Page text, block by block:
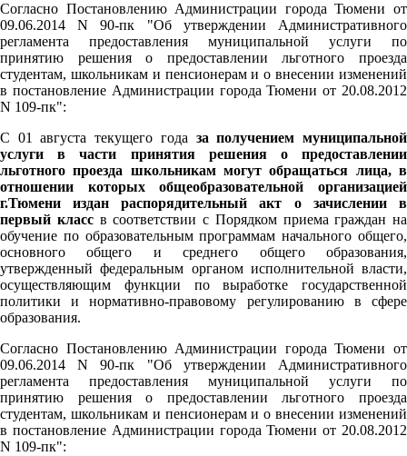
Согласно Постановлению Администрации города Тюмени от
09.06.2014 N 90-пк "Об утверждении Административного
регламента предоставления муниципальной услуги по
принятию решения о предоставлении льготного проезда
студентам, школьникам и пенсионерам и о внесении изменений
в постановление Администрации города Тюмени от 20.08.2012
N 109-пк":
С 01 августа текущего года за получением муниципальной
услуги в части принятия решения о предоставлении
льготного проезда школьникам могут обращаться лица, в
отношении которых общеобразовательной организацией
г.Тюмени издан распорядительный акт о зачислении в
первый классв соответствии с Порядком приема граждан на
обучение по образовательным программам начального общего,
основного общего и среднего общего образования,
утвержденный федеральным органом исполнительной власти,
осуществляющим функции по выработке государственной
политики и нормативно-правовому регулированию в сфере
образования.
Согласно Постановлению Администрации города Тюмени от
09.06.2014 N 90-пк "Об утверждении Административного
регламента предоставления муниципальной услуги по
принятию решения о предоставлении льготного проезда
студентам, школьникам и пенсионерам и о внесении изменений
в постановление Администрации города Тюмени от 20.08.2012
N 109-пк":